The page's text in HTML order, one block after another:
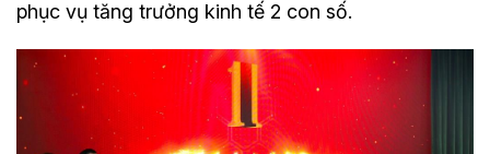
phục vụ tăng trưởng kinh tế 2 con số.